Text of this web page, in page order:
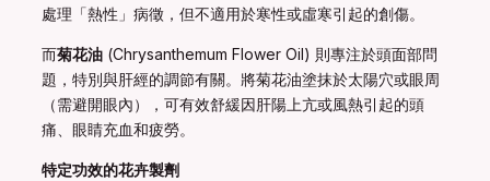
處理「熱性」病徵，但不適用於寒性或虛寒引起的創傷。
而菊花油 (Chrysanthemum Flower Oil) 則專注於頭面部問
題，特別與肝經的調節有關。將菊花油塗抹於太陽穴或眼周
（需避開眼內），可有效舒緩因肝陽上亢或風熱引起的頭
痛、眼睛充血和疲勞。
特定功效的花卉製劑